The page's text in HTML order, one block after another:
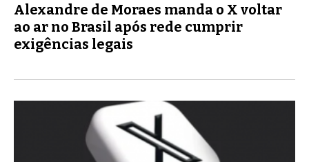
Alexandre de Moraes manda o X voltar
ao ar no Brasil após rede cumprir
exigências legais